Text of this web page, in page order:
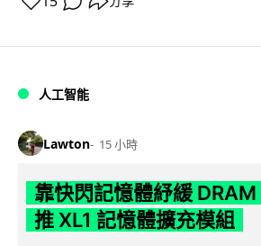
人工智能
Lawton 15 小時
靠快閃記憶體紓緩
推 XL1 記憶體擴充模組